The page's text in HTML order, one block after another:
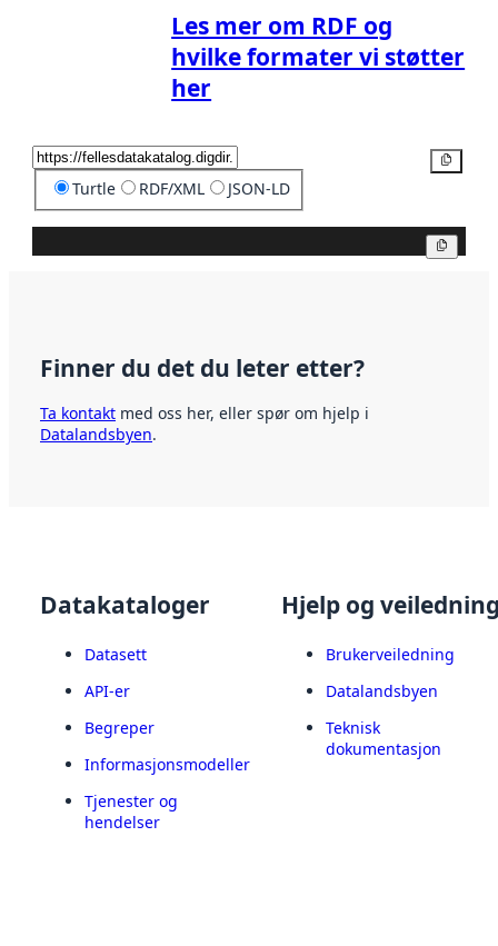
Les mer om RDF og
hvilke formater vi støtter
her
Turtle RDF/XML JSON-LD
Finner du det du leter etter?
Ta kontakt med oss her, eller spør om hjelp i
Datalandsbyen.
Datakataloger
Datasett
API-er
Begreper
Informasjonsmodeller
Tjenester og
hendelser
Hjelp og
Brukerveiledning
Datalandsbyen
Teknisk
dokumentasjon